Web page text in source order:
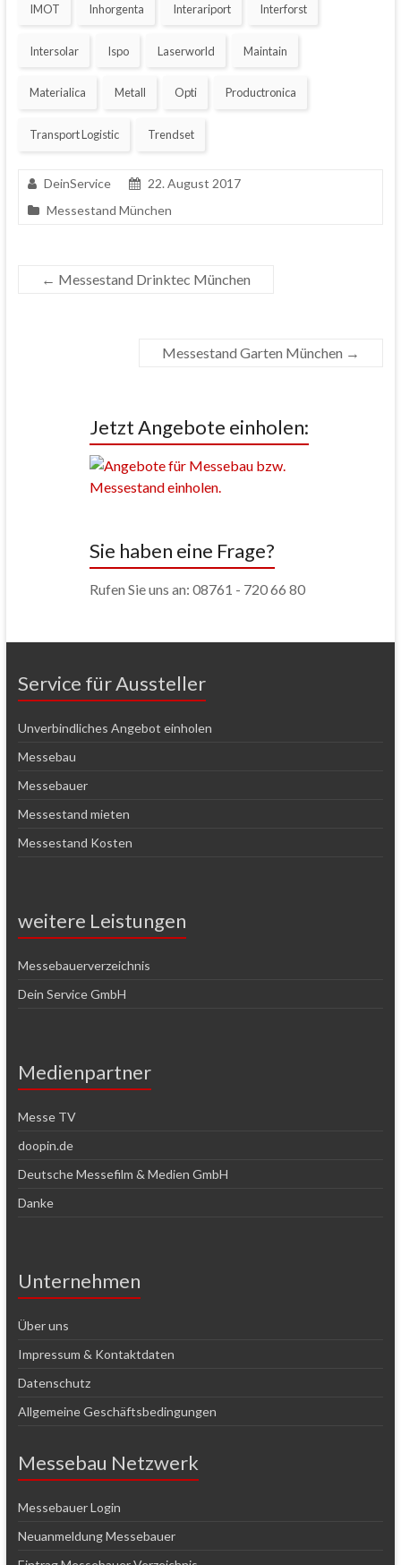
IMOT Inhorgenta Interariport Interforst
Intersolar Ispo Laserworld Maintain
Materialica Metall Opti Productronica
Transport Logistic Trendset
DeinService
22. August 2017
Messestand München
← Messestand Drinktec München
Messestand Garten München →
Jetzt Angebote einholen:
Sie haben eine Frage?
Rufen Sie uns an: 08761 - 720 66 80
Service für Aussteller
Unverbindliches Angebot einholen
Messebau
Messebauer
Messestand mieten
Messestand Kosten
weitere Leistungen
Messebauerverzeichnis
Dein Service GmbH
Medienpartner
Messe TV
doopin.de
Deutsche Messefilm & Medien GmbH
Danke
Unternehmen
Über uns
Impressum & Kontaktdaten
Datenschutz
Allgemeine Geschäftsbedingungen
Messebau Netzwerk
Messebauer Login
Neuanmeldung Messebauer